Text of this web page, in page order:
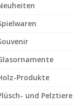
Produkte
und Pelztiere